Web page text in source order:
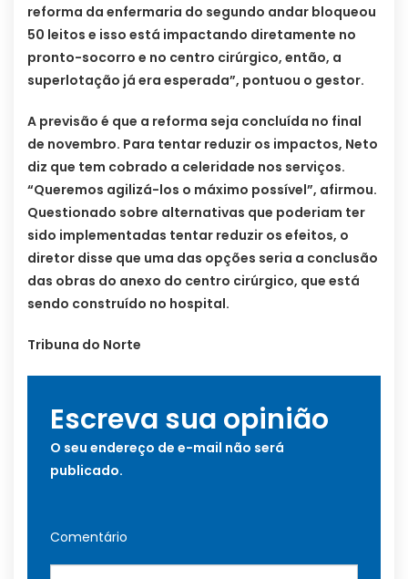
reforma da enfermaria do segundo andar bloqueou
50 leitos e isso está impactando diretamente no
pronto-socorro e no centro cirúrgico, então, a
superlotação já era esperada”, pontuou o gestor.
A previsão é que a reforma seja concluída no final
de novembro. Para tentar reduzir os impactos, Neto
diz que tem cobrado a celeridade nos serviços.
“Queremos agilizá-los o máximo possível”, afirmou.
Questionado sobre alternativas que poderiam ter
sido implementadas tentar reduzir os efeitos, o
diretor disse que uma das opções seria a conclusão
das obras do anexo do centro cirúrgico, que está
sendo construído no hospital.
Tribuna do Norte
Escreva sua opinião
O seu endereço de e-mail não será
publicado.
Comentário